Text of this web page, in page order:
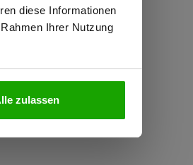
diese Informationen
Ihrer Nutzung
zulassen
T1